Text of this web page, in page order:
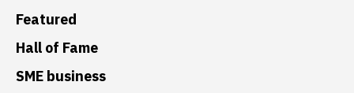
Featured
Hall of Fame
SME business